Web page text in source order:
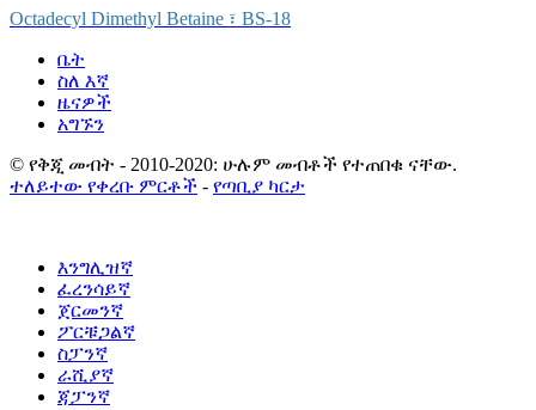
Octadecyl Dimethyl Betaine ፣ BS-18
ቤት
ስለ እኛ
ዜናዎች
አግኙን
© የቅጂ መብት - 2010-2020: ሁሉም መብቶች የተጠበቁ ናቸው.
ተለይተው የቀረቡ ምርቶች - የጣቢያ ካርታ
እንግሊዝኛ
ፈረንሳይኛ
ጀርመንኛ
ፖርቹጋልኛ
ስፓንኛ
ራሺያኛ
ጃፓንኛ